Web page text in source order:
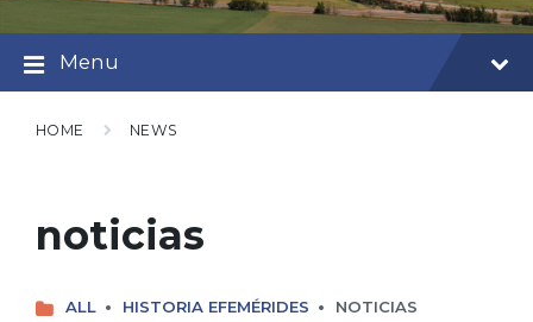
Menu
HOME NEWS
noticias
ALL HISTORIA EFEMÉRIDES NOTICIAS